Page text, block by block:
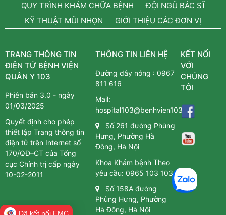
QUY TRÌNH KHÁM CHỮA BỆNH
ĐỘI NGŨ BÁC SĨ
KỸ THUẬT MŨI NHỌN
GIỚI THIỆU CÁC ĐƠN VỊ
TRANG THÔNG TIN
ĐIỆN TỬ BỆNH VIỆN
QUÂN Y 103
Phiên bản 3.0 - ngày
01/03/2025
Quyết định cho phép
thiết lập Trang thông tin
điện tử trên Internet số
170/QĐ–CT của Tổng
cục Chính trị cấp ngày
10-02-2011
THÔNG TIN LIÊN HỆ
Đường dây nóng :0967
811 616
Mail:
hospital103@benhvien103.vn
Số 261 đường Phùng
Hưng, Phường Hà
Đông, Hà Nội
Khoa Khám bệnh Theo
yêu cầu:0965 103 103
Số 158A đường
Phùng Hưng, Phường
Hà Đông, Hà Nội
KẾT NỐI
VỚI
CHÚNG
TÔI